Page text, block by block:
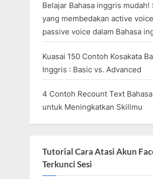
Belajar Bahasa inggris mudah!
yang membedakan active
passive voice dalam Bahasa
Kuasai 150 Contoh Kosakata
Inggris : Basic vs. Advanced
4 Contoh Recount Text
untuk Meningkatkan Skillmu
Tutorial Cara Atasi Akun
Terkunci Sesi